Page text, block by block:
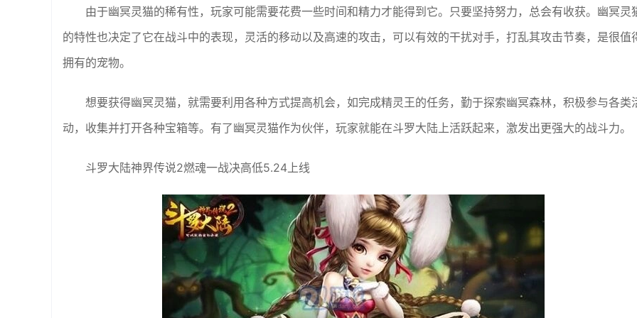
由于幽冥灵猫的稀有性，玩家可能需要花费一些时间和精力才能得到它。只要坚持努力，总会有收获。幽冥灵
的特性也决定了它在战斗中的表现，灵活的移动以及高速的攻击，可以有效的干扰对手，打乱其攻击节奏，是很值
拥有的宠物。
想要获得幽冥灵猫，就需要利用各种方式提高机会，如完成精灵王的任务，勤于探索幽冥森林，积极参与各类
动，收集并打开各种宝箱等。有了幽冥灵猫作为伙伴，玩家就能在斗罗大陆上活跃起来，激发出更强大的战斗力。
斗罗大陆神界传说2燃魂一战决高低5.24上线